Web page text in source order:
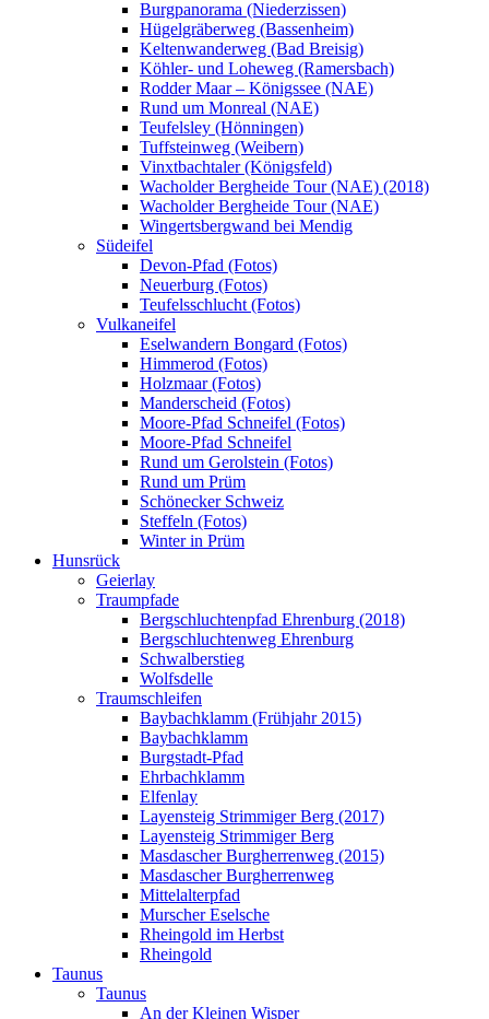
Burgpanorama (Niederzissen)
Hügelgräberweg (Bassenheim)
Keltenwanderweg (Bad Breisig)
Köhler- und Loheweg (Ramersbach)
Rodder Maar – Königssee (NAE)
Rund um Monreal (NAE)
Teufelsley (Hönningen)
Tuffsteinweg (Weibern)
Vinxtbachtaler (Königsfeld)
Wacholder Bergheide Tour (NAE) (2018)
Wacholder Bergheide Tour (NAE)
Wingertsbergwand bei Mendig
Südeifel
Devon-Pfad (Fotos)
Neuerburg (Fotos)
Teufelsschlucht (Fotos)
Vulkaneifel
Eselwandern Bongard (Fotos)
Himmerod (Fotos)
Holzmaar (Fotos)
Manderscheid (Fotos)
Moore-Pfad Schneifel (Fotos)
Moore-Pfad Schneifel
Rund um Gerolstein (Fotos)
Rund um Prüm
Schönecker Schweiz
Steffeln (Fotos)
Winter in Prüm
Hunsrück
Geierlay
Traumpfade
Bergschluchtenpfad Ehrenburg (2018)
Bergschluchtenweg Ehrenburg
Schwalberstieg
Wolfsdelle
Traumschleifen
Baybachklamm (Frühjahr 2015)
Baybachklamm
Burgstadt-Pfad
Ehrbachklamm
Elfenlay
Layensteig Strimmiger Berg (2017)
Layensteig Strimmiger Berg
Masdascher Burgherrenweg (2015)
Masdascher Burgherrenweg
Mittelalterpfad
Murscher Eselsche
Rheingold im Herbst
Rheingold
Taunus
Taunus
An der Kleinen Wisper